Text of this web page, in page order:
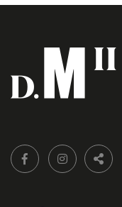
Siga-
nos:
FACEBOOKINSTAGRAM